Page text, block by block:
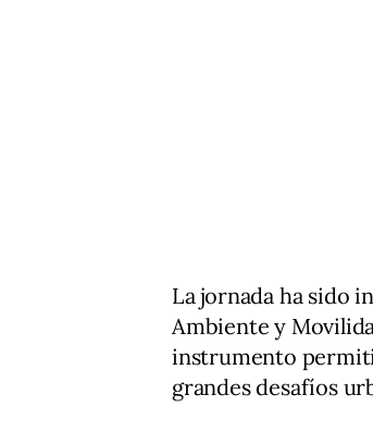
La jornada ha sido
Ambiente y
instrumento
grandes desafíos